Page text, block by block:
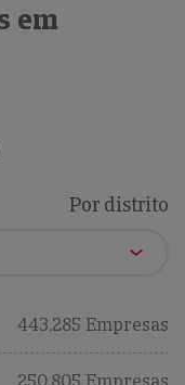
em
Por distrito
443,285 Empresas